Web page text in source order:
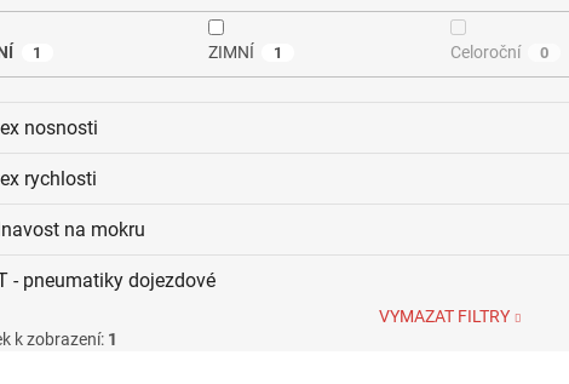
1 ZIMNÍ 1 Celoroční 0
nosnosti
rychlosti
na mokru
- pneumatiky dojezdové
VYMAZAT FILTRY
k zobrazení: 1